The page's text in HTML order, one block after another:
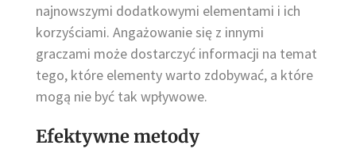
najnowszymi dodatkowymi elementami i ich
korzyściami. Angażowanie się z innymi
graczami może dostarczyć informacji na temat
tego, które elementy warto zdobywać, a które
mogą nie być tak wpływowe.
Efektywne metody